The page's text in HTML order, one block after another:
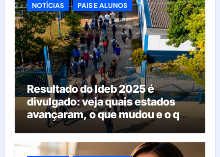
NOTÍCIAS PAIS E ALUNOS
Resultado do Ideb 2025 é
divulgado: veja quais estados
avançaram, o que mudou e o que
esperar da educação brasileira